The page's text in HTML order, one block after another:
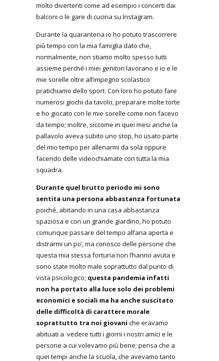
molto divertenti come ad esempio i concerti dai
balconi o le gare di cucina su Instagram.
Durante la quarantena io ho potuto trascorrere
più tempo con la mia famiglia dato che,
normalmente, non stiamo molto spesso tutti
assieme perché i miei genitori lavorano e io e le
mie sorelle oltre all’impegno scolastico
pratichiamo dello sport. Con loro ho potuto fare
numerosi giochi da tavolo, preparare molte torte
e ho giocato con le mie sorelle come non facevo
da tempo; inoltre, siccome in quei mesi anche la
pallavolo aveva subito uno stop, ho usato parte
del mio tempo per allenarmi da sola oppure
facendo delle videochiamate con tutta la mia
squadra.
Durante quel brutto periodo mi sono
sentita una persona abbastanza fortunata
poiché, abitando in una casa abbastanza
spaziosa e con un grande giardino, ho potuto
comunque passare del tempo all’aria aperta e
distrarmi un po’, ma conosco delle persone che
questa mia stessa fortuna non l’hanno avuta e
sono state molto male soprattutto dal punto di
vista psicologico; questa pandemia infatti
non ha portato alla luce solo dei problemi
economici e sociali ma ha anche suscitato
delle difficoltà di carattere morale
soprattutto tra noi giovani che eravamo
abituati a vedere tutti i giorni i nostri amici e le
persone a cui volevamo più bene; pensa che a
quei tempi anche la scuola, che avevamo tanto